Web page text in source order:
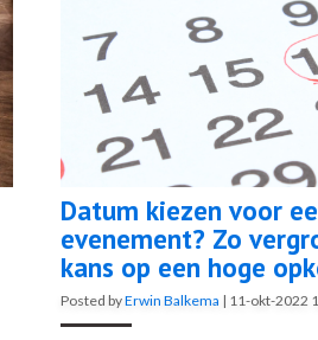
Datum kiezen voor
evenement? Zo
kans op een hoge
Posted byErwin Balkema | 11-okt-2022